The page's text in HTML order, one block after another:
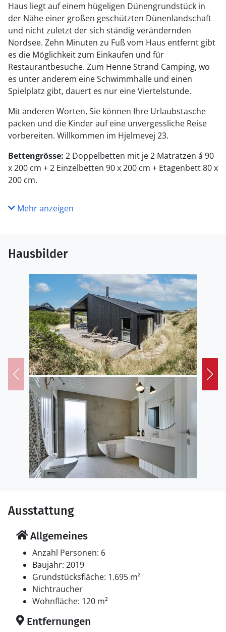
Haus liegt auf einem hügeligen Dünengrundstück in
der Nähe einer großen geschützten Dünenlandschaft
und nicht zuletzt der sich ständig verändernden
Nordsee. Zehn Minuten zu Fuß vom Haus entfernt gibt
es die Möglichkeit zum Einkaufen und für
Restaurantbesuche. Zum Henne Strand Camping, wo
es unter anderem eine Schwimmhalle und einen
Spielplatz gibt, dauert es nur eine Viertelstunde.
Mit anderen Worten, Sie können Ihre Urlaubstasche
packen und die Kinder auf eine unvergessliche Reise
vorbereiten. Willkommen im Hjelmevej 23.
Bettengrösse: 2 Doppelbetten mit je 2 Matratzen á 90
x 200 cm + 2 Einzelbetten 90 x 200 cm + Etagenbett 80 x
200 cm.
Mehr anzeigen
Hausbilder
Ausstattung
Allgemeines
Anzahl Personen: 6
Baujahr: 2019
Grundstücksfläche: 1.695 m²
Nichtraucher
Wohnfläche: 120 m²
Entfernungen